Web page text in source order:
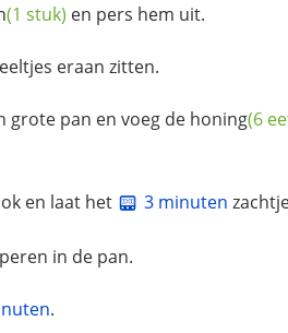
(1 stuk) en pers hem uit.
eraan zitten.
grote pan en voeg de honing(6
en laat het 3 minuten
in de pan.
.